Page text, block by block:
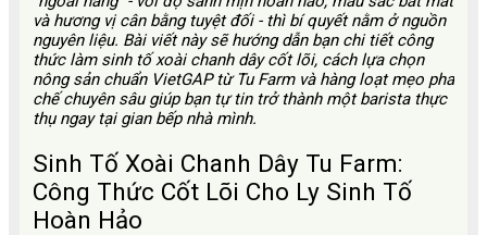
và hương vị cân bằng tuyệt đối - thì bí quyết nằm ở nguồn
nguyên liệu. Bài viết này sẽ hướng dẫn bạn chi tiết công
thức làm sinh tố xoài chanh dây cốt lõi, cách lựa chọn
nông sản chuẩn VietGAP từ Tu Farm và hàng loạt mẹo pha
chế chuyên sâu giúp bạn tự tin trở thành một barista thực
thụ ngay tại gian bếp nhà mình.
Sinh Tố Xoài Chanh Dây Tu Farm:
Công Thức Cốt Lõi Cho Ly Sinh Tố
Hoàn Hảo